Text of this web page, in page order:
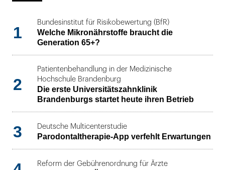
1
Bundesinstitut für Risikobewertung (BfR)
Welche Mikronährstoffe braucht die
Generation 65+?
2
Patientenbehandlung in der Medizinische
Hochschule Brandenburg
Die erste Universitätszahnklinik
Brandenburgs startet heute ihren Betrieb
3 Deutsche Multicenterstudie
Parodontaltherapie-App verfehlt Erwartungen
Reform der Gebührenordnung für Ärzte